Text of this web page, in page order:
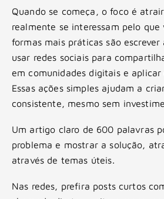
Quando se começa, o foco é
realmente se interessam pelo que
formas mais práticas são
usar redes sociais para
em comunidades digitais e
Essas ações simples ajudam a
consistente, mesmo sem
Um artigo claro de 600 palavras
problema e mostrar a solução,
através de temas úteis.
Nas redes, prefira posts curtos